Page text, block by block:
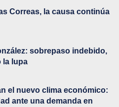
Correas, la causa continúa
sobrepaso indebido,
la lupa
el nuevo clima económico:
ante una demanda en